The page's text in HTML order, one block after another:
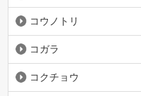
コウノトリ
コガラ
コクチョウ